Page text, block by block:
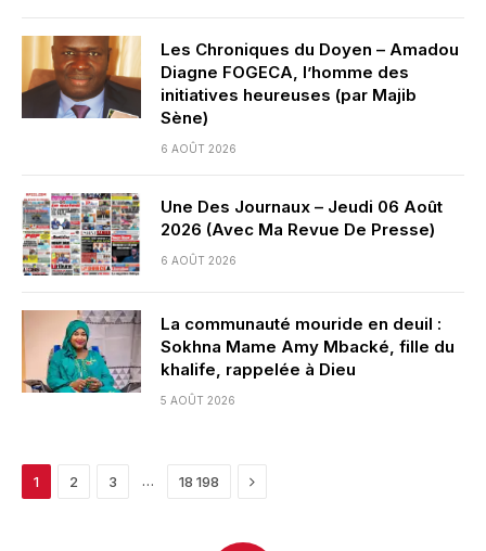
Les Chroniques du Doyen – Amadou
Diagne FOGECA, l’homme des
initiatives heureuses (par Majib
Sène)
6 AOÛT 2026
Une Des Journaux – Jeudi 06 Août
2026 (Avec Ma Revue De Presse)
6 AOÛT 2026
La communauté mouride en deuil :
Sokhna Mame Amy Mbacké, fille du
khalife, rappelée à Dieu
5 AOÛT 2026
1 2 3 … 18 198 Next